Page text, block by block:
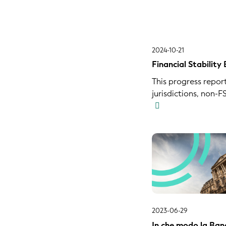
2024-10-21
Financial Stability
This progress
jurisdictions, non-
2023-06-29